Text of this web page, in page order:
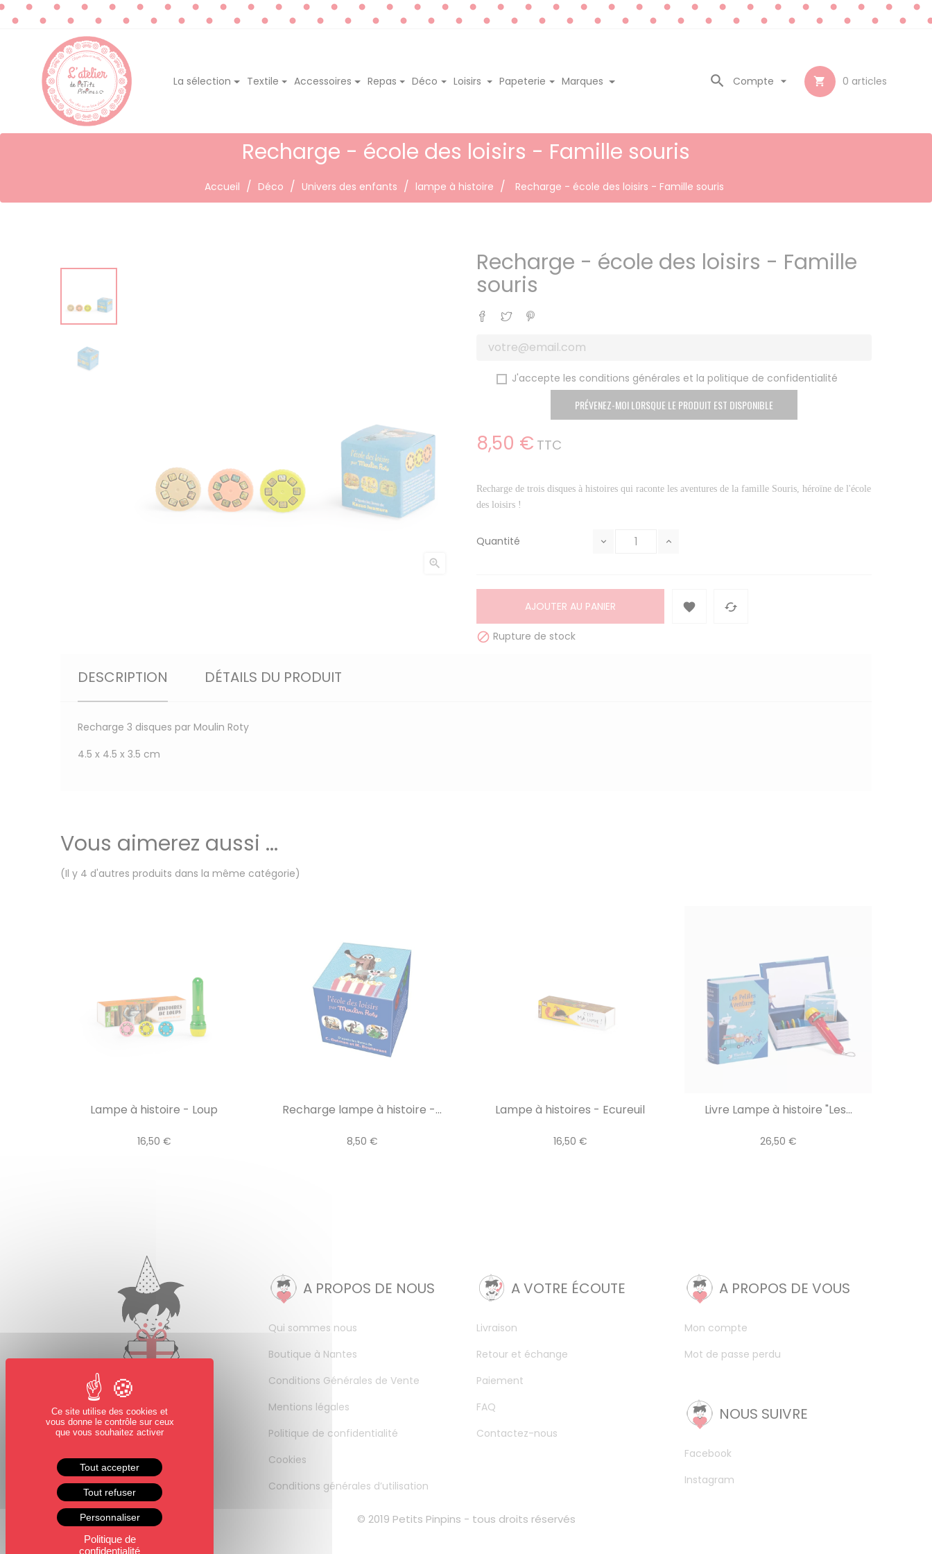
La sélection Textile Accessoires Repas Déco Loisirs Papeterie Marques  0 articles
Compte 

Recharge - école des loisirs - Famille souris
Accueil Déco Univers des enfants lampe à histoire Recharge - école des loisirs - Famille souris

Recharge - école des loisirs - Famille
souris
Partager
Tweet
J'accepte les conditions générales et la politique de confidentialité
PRÉVENEZ-MOI LORSQUE LE PRODUIT EST DISPONIBLE
8,50 € TTC
Recharge de trois disques à histoires qui raconte les aventures de la famille Souris, héroïne de l'école
des loisirs !
Quantité
AJOUTER AU PANIER  
 Rupture de stock
DESCRIPTION DÉTAILS DU PRODUIT
Recharge 3 disques par Moulin Roty
4.5 x 4.5 x 3.5 cm
Vous aimerez aussi ...
(Il y 4 d'autres produits dans la même catégorie)
Lampe à histoire - Loup
16,50 €
Recharge lampe à histoire -...
8,50 €
Lampe à histoires - Ecureuil
16,50 €
Livre Lampe à histoire "Les...
26,50 €
A PROPOS DE NOUS
Qui sommes nous
Boutique à Nantes
Conditions Générales de Vente
Mentions légales
Politique de confidentialité
Cookies
Conditions générales d’utilisation
A VOTRE ÉCOUTE
Livraison
Retour et échange
Paiement
FAQ
Contactez-nous
A PROPOS DE VOUS
Mon compte
Mot de passe perdu
NOUS SUIVRE
Facebook
Instagram
© 2019 Petits Pinpins - tous droits réservés
Ce site utilise des cookies et
vous donne le contrôle sur ceux
que vous souhaitez activer
Tout accepter
Tout refuser
Personnaliser
Politique de
confidentialité